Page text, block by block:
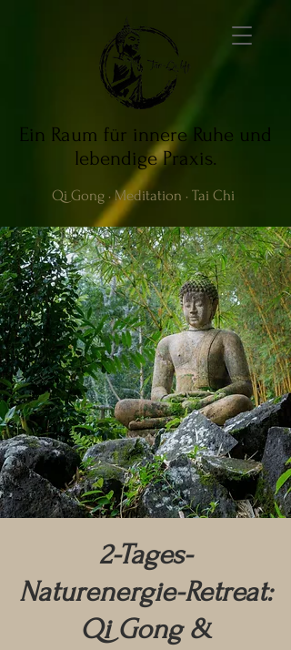
Ein Raum für innere Ruhe und
lebendige Praxis.
Qi Gong · Meditation · Tai Chi
2-Tages-
Naturenergie-Retreat:
Qi Gong &